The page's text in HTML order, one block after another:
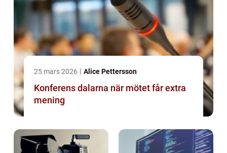
25 mars 2026 Alice Pettersson
Konferens dalarna när mötet får extra
mening